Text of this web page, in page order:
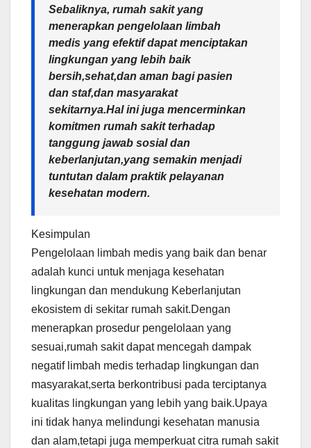
Sebaliknya, rumah sakit yang
menerapkan pengelolaan limbah
medis yang efektif dapat menciptakan
lingkungan yang lebih baik
bersih,sehat,dan aman bagi pasien
dan staf,dan masyarakat
sekitarnya.Hal ini juga mencerminkan
komitmen rumah sakit terhadap
tanggung jawab sosial dan
keberlanjutan,yang semakin menjadi
tuntutan dalam praktik pelayanan
kesehatan modern.
Kesimpulan
Pengelolaan limbah medis yang baik dan benar
adalah kunci untuk menjaga kesehatan
lingkungan dan mendukung Keberlanjutan
ekosistem di sekitar rumah sakit.Dengan
menerapkan prosedur pengelolaan yang
sesuai,rumah sakit dapat mencegah dampak
negatif limbah medis terhadap lingkungan dan
masyarakat,serta berkontribusi pada terciptanya
kualitas lingkungan yang lebih yang baik.Upaya
ini tidak hanya melindungi kesehatan manusia
dan alam,tetapi juga memperkuat citra rumah sakit